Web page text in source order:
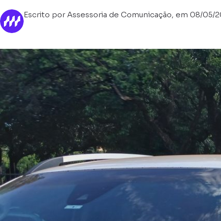
Escrito por Assessoria de Comunicação, em 08/05/